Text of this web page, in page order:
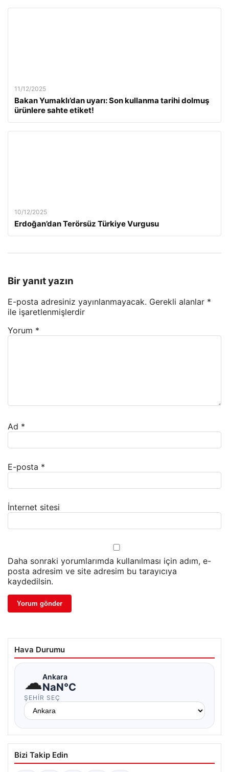
11/12/2025
Bakan Yumaklı’dan uyarı: Son kullanma tarihi dolmuş
ürünlere sahte etiket!
10/12/2025
Erdoğan’dan Terörsüz Türkiye Vurgusu
Bir yanıt yazın
E-posta adresiniz yayınlanmayacak. Gerekli alanlar *
ile işaretlenmişlerdir
Yorum *
Ad *
E-posta *
İnternet sitesi
Daha sonraki yorumlarımda kullanılması için adım, e-
posta adresim ve site adresim bu tarayıcıya
kaydedilsin.
Hava Durumu
☁Ankara
NaN°C
ŞEHIR SEÇ
Bizi Takip Edin